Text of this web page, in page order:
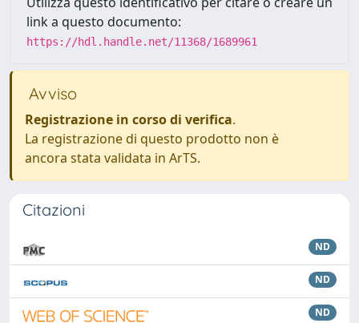
link a questo documento:
https://hdl.handle.net/11368/1689961
Avviso
Registrazione in corso di verifica.
La registrazione di questo prodotto non è
ancora stata validata in ArTS.
Citazioni
ND
ND
ND